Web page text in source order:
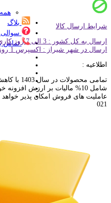
بلاگ
سوالی
تماس
شرایط ارسال کالا
ارسال به کل کشور : 3 الی 7 روز کاری
ارسال در شهر شیراز : اکسپرس 1 روزه
اطلاعیه :
شامل 10% مالیات بر ارزش
021